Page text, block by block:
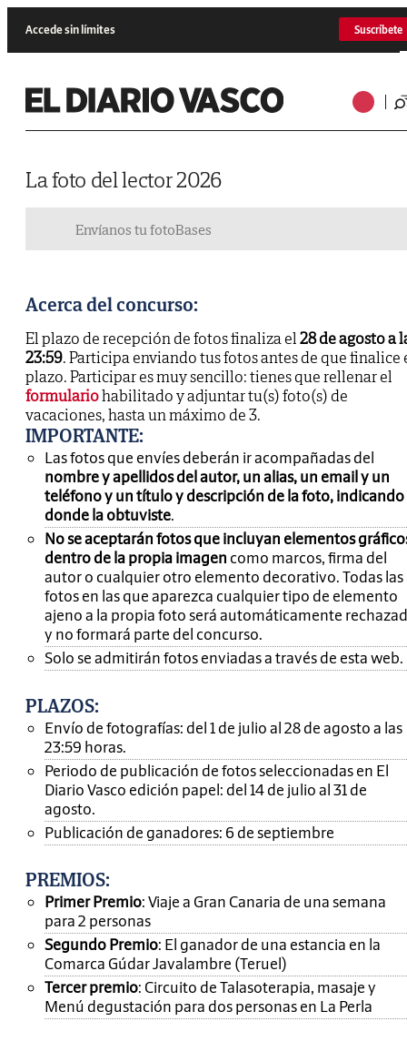
Accede sin límites Suscríbete
La foto del lector 2026
Envíanos tu fotoBases
Acerca del concurso:
El plazo de recepción de fotos finaliza el28 de agosto a
23:59. Participa enviando tus fotos antes de que finalice
plazo. Participar es muy sencillo: tienes que rellenar el
formulariohabilitado y adjuntar tu(s) foto(s) de
vacaciones, hasta un máximo de 3.
IMPORTANTE:
Las fotos que envíes deberán ir acompañadas del
nombre y apellidos del autor, un alias, un email y un
teléfono y un título y descripción de la foto, indicando
donde la obtuviste.
No se aceptarán fotos que incluyan elementos
dentro de la propia imagen como marcos, firma del
autor o cualquier otro elemento decorativo. Todas las
fotos en las que aparezca cualquier tipo de elemento
ajeno a la propia foto será automáticamente
y no formará parte del concurso.
Solo se admitirán fotos enviadas a través de esta web.
PLAZOS:
Envío de fotografías: del 1 de julio al 28 de agosto a las
23:59 horas.
Periodo de publicación de fotos seleccionadas en El
Diario Vasco edición papel: del 14 de julio al 31 de
agosto.
Publicación de ganadores: 6 de septiembre
PREMIOS:
Primer Premio: Viaje a Gran Canaria de una semana
para 2 personas
Segundo Premio: El ganador de una estancia en la
Comarca Gúdar Javalambre (Teruel)
Tercer premio: Circuito de Talasoterapia, masaje y
Menú degustación para dos personas en La Perla